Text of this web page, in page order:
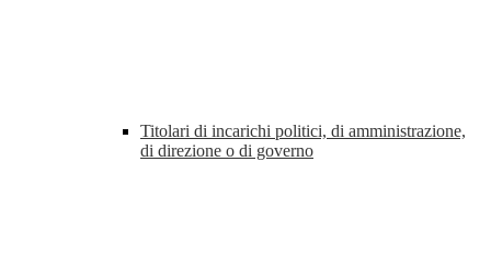
Titolari di incarichi politici, di amministrazione,
di direzione o di governo